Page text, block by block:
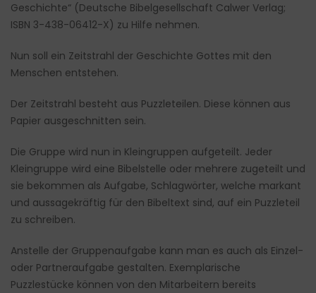
Geschichte“ (Deutsche Bibelgesellschaft Calwer Verlag;
ISBN 3-438-06412-X) zu Hilfe nehmen.
Nun soll ein Zeitstrahl der Geschichte Gottes mit den
Menschen entstehen.
Der Zeitstrahl besteht aus Puzzleteilen. Diese können aus
Papier ausgeschnitten sein.
Die Gruppe wird nun in Kleingruppen aufgeteilt. Jeder
Kleingruppe wird eine Bibelstelle oder mehrere zugeteilt und
sie bekommen als Aufgabe, Schlagwörter, welche markant
und aussagekräftig für den Bibeltext sind, auf ein Puzzleteil
zu schreiben.
Anstelle der Gruppenaufgabe kann man es auch als Einzel-
oder Partneraufgabe gestalten. Exemplarische
Puzzlestücke können von den Mitarbeitern bereits